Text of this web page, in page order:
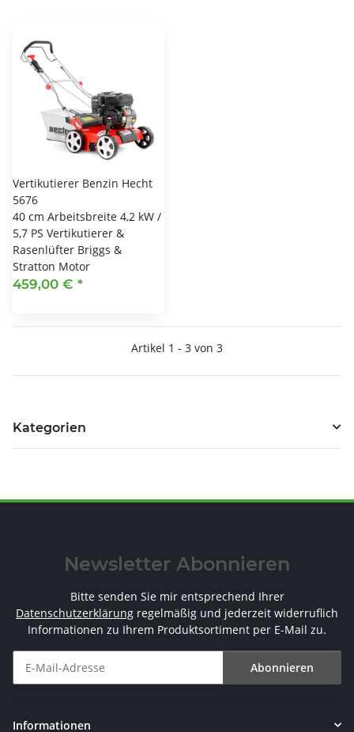
Vertikutierer Benzin Hecht
5676
40 cm Arbeitsbreite 4,2 kW /
5,7 PS Vertikutierer &
Rasenlüfter Briggs &
Stratton Motor
459,00 € *
Artikel 1 - 3 von 3
Kategorien
Newsletter Abonnieren
Bitte senden Sie mir entsprechend Ihrer
Datenschutzerklärung regelmäßig und jederzeit widerruflich
Informationen zu Ihrem Produktsortiment per E-Mail zu.
Abonnieren
Informationen